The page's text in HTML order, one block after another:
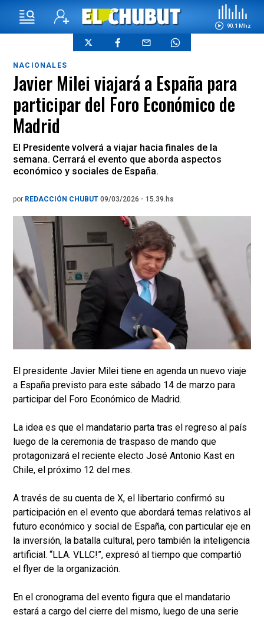
90.1 Mhz
NACIONALES
Javier Milei viajará a España para
participar del Foro Económico de
Madrid
El Presidente volverá a viajar hacia finales de la
semana. Cerrará el evento que aborda aspectos
económico y sociales de España.
por REDACCIÓN CHUBUT 09/03/2026 - 15.39.hs
El presidente Javier Milei tiene en agenda un nuevo viaje
a España previsto para este sábado 14 de marzo para
participar del Foro Económico de Madrid.
La idea es que el mandatario parta tras el regreso al país
luego de la ceremonia de traspaso de mando que
protagonizará el reciente electo José Antonio Kast en
Chile, el próximo 12 del mes.
A través de su cuenta de X, el libertario confirmó su
participación en el evento que abordará temas relativos al
futuro económico y social de España, con particular eje en
la inversión, la batalla cultural, pero también la inteligencia
artificial. “LLA. VLLC!”, expresó al tiempo que compartió
el flyer de la organización.
En el cronograma del evento figura que el mandatario
estará a cargo del cierre del mismo, luego de una serie